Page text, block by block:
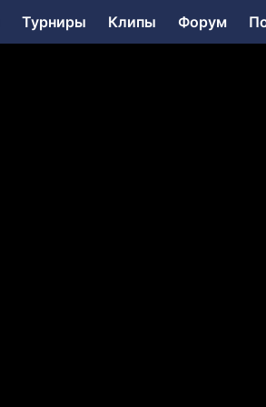
Турниры Клипы Форум